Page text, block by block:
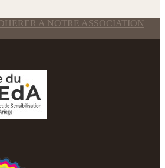
A NOTRE ASSOCIATION